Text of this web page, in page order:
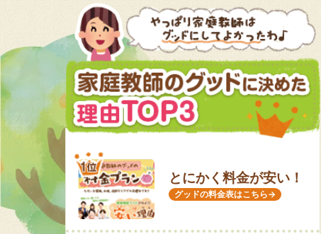
とにかく料金が安い！
グッドの料金表はこちら→